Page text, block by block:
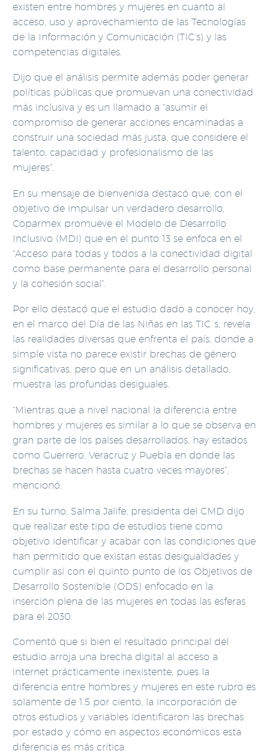
existen entre hombres y mujeres en cuanto al
acceso, uso y aprovechamiento de las Tecnologías
de la Información y Comunicación (TIC’s) y las
competencias digitales.
Dijo que el análisis permite además poder generar
políticas públicas que promuevan una conectividad
más inclusiva y es un llamado a “asumir el
compromiso de generar acciones encaminadas a
construir una sociedad más justa, que considere el
talento, capacidad y profesionalismo de las
mujeres”.
En su mensaje de bienvenida destacó que, con el
objetivo de impulsar un verdadero desarrollo,
Coparmex promueve el Modelo de Desarrollo
Inclusivo (MDI) que en el punto 13 se enfoca en el
“Acceso para todas y todos a la conectividad digital
como base permanente para el desarrollo personal
y la cohesión social”.
Por ello destacó que el estudio dado a conocer hoy,
en el marco del Día de las Niñas en las TIC´s, revela
las realidades diversas que enfrenta el país, donde a
simple vista no parece existir brechas de género
significativas, pero que en un análisis detallado,
muestra las profundas desiguales.
“Mientras que a nivel nacional la diferencia entre
hombres y mujeres es similar a lo que se observa en
gran parte de los países desarrollados, hay estados
como Guerrero, Veracruz y Puebla en donde las
brechas se hacen hasta cuatro veces mayores”,
mencionó.
En su turno, Salma Jalife, presidenta del CMD dijo
que realizar este tipo de estudios tiene como
objetivo identificar y acabar con las condiciones que
han permitido que existan estas desigualdades y
cumplir así con el quinto punto de los Objetivos de
Desarrollo Sostenible (ODS) enfocado en la
inserción plena de las mujeres en todas las esferas
para el 2030.
Comentó que si bien el resultado principal del
estudio arroja una brecha digital al acceso a
internet prácticamente inexistente, pues la
diferencia entre hombres y mujeres en este rubro es
solamente de 1.5 por ciento, la incorporación de
otros estudios y variables identificaron las brechas
por estado y cómo en aspectos económicos esta
diferencia es más crítica.